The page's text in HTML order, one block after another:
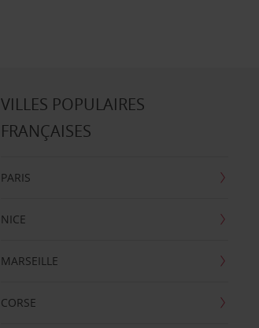
VILLES POPULAIRES
FRANÇAISES
PARIS
NICE
MARSEILLE
CORSE